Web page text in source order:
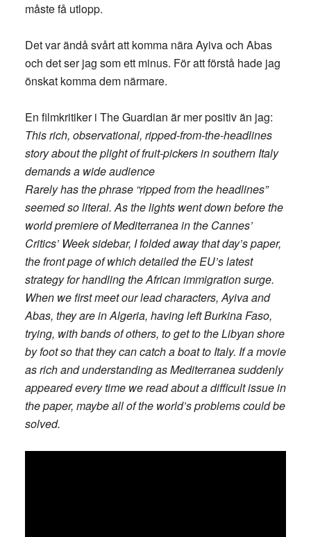
måste få utlopp.
Det var ändå svårt att komma nära Ayiva och Abas
och det ser jag som ett minus. För att förstå hade jag
önskat komma dem närmare.
En filmkritiker i The Guardian är mer positiv än jag:
This rich, observational, ripped-from-the-headlines
story about the plight of fruit-pickers in southern Italy
demands a wide audience
Rarely has the phrase “ripped from the headlines”
seemed so literal. As the lights went down before the
world premiere of Mediterranea in the Cannes’
Critics’ Week sidebar, I folded away that day’s paper,
the front page of which detailed the EU’s latest
strategy for handling the African immigration surge.
When we first meet our lead characters, Ayiva and
Abas, they are in Algeria, having left Burkina Faso,
trying, with bands of others, to get to the Libyan shore
by foot so that they can catch a boat to Italy. If a movie
as rich and understanding as Mediterranea suddenly
appeared every time we read about a difficult issue in
the paper, maybe all of the world’s problems could be
solved.